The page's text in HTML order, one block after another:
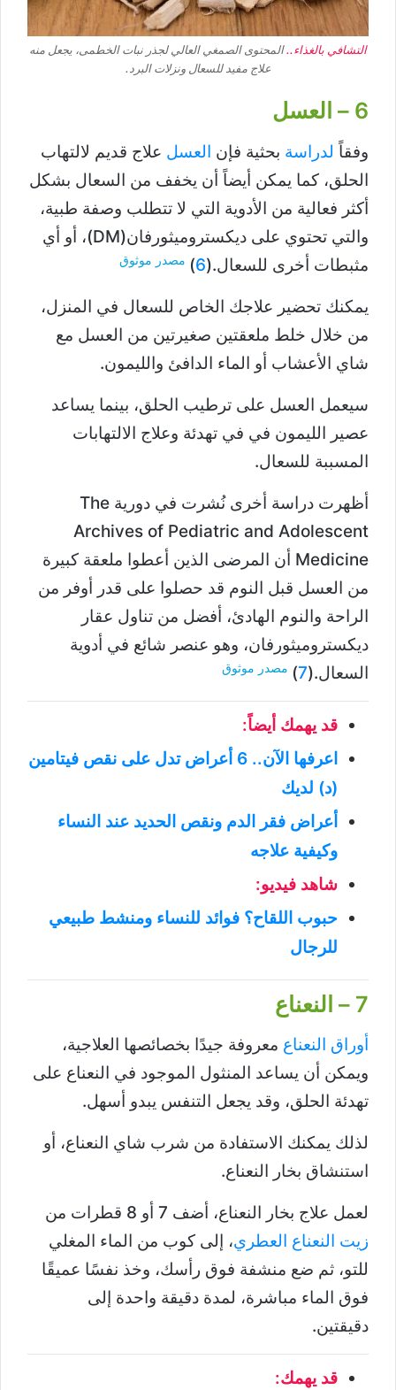
التشافي بالغذاء..المحتوى الصمغي العالي لجذر نبات الخطمى، يجعل منه
علاج مفيد للسعال ونزلات البرد.
6 – العسل
وفقاً لدراسة بحثية فإن العسل علاج قديم لالتهاب
الحلق، كما يمكن أيضاً أن يخفف من السعال بشكل
أكثر فعالية من الأدوية التي لا تتطلب وصفة طبية،
والتي تحتوي على ديكستروميثورفان(DM)، أو أي
مثبطات أخرى للسعال.(6
) مصدر موثوق
يمكنك تحضير علاجك الخاص للسعال في المنزل،
من خلال خلط ملعقتين صغيرتين من العسل مع
شاي الأعشاب أو الماء الدافئ والليمون.
سيعمل العسل على ترطيب الحلق، بينما يساعد
عصير الليمون في في تهدئة وعلاج الالتهابات
المسببة للسعال.
أظهرت دراسة أخرى نُشرت في دورية The
Archives of Pediatric and Adolescent
Medicine أن المرضى الذين أعطوا ملعقة كبيرة
من العسل قبل النوم قد حصلوا على قدر أوفر من
الراحة والنوم الهادئ، أفضل من تناول عقار
ديكستروميثورفان، وهو عنصر شائع في أدوية
السعال.(7
) مصدر موثوق
قد يهمك أيضاً:
اعرفها الآن.. 6 أعراض تدل على نقص فيتامين
(د) لديك
أعراض فقر الدم ونقص الحديد عند النساء
وكيفية علاجه
شاهد فيديو:
حبوب اللقاح؟ فوائد للنساء ومنشط طبيعي
للرجال
7 – النعناع
أوراق النعناع معروفة جيدًا بخصائصها العلاجية،
ويمكن أن يساعد المنثول الموجود في النعناع على
تهدئة الحلق، وقد يجعل التنفس يبدو أسهل.
لذلك يمكنك الاستفادة من شرب شاي النعناع، أو
استنشاق بخار النعناع.
لعمل علاج بخار النعناع، أضف 7 أو 8 قطرات من
زيت النعناع العطري، إلى كوب من الماء المغلي
للتو، ثم ضع منشفة فوق رأسك، وخذ نفسًا عميقًا
فوق الماء مباشرة، لمدة دقيقة واحدة إلى
دقيقتين.
قد يهمك: